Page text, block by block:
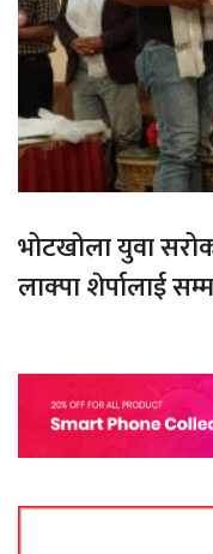
भोटखोला युवा
लाक्पा शेर्पालाई